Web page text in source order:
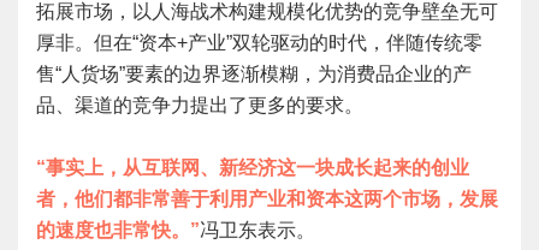
拓展市场，以人海战术构建规模化优势的竞争壁垒无可
厚非。但在“资本+产业”双轮驱动的时代，伴随传统零
售“人货场”要素的边界逐渐模糊，为消费品企业的产
品、渠道的竞争力提出了更多的要求。
“事实上，从互联网、新经济这一块成长起来的创业
者，他们都非常善于利用产业和资本这两个市场，发展
的速度也非常快。”冯卫东表示。